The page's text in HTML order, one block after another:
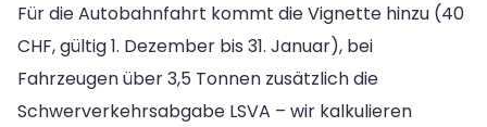
Für die Autobahnfahrt kommt die Vignette hinzu (40
CHF, gültig 1. Dezember bis 31. Januar), bei
Fahrzeugen über 3,5 Tonnen zusätzlich die
Schwerverkehrsabgabe LSVA – wir kalkulieren